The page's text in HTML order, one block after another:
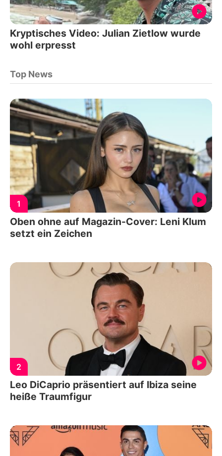
Kryptisches Video: Julian Zietlow wurde
wohl erpresst
Top News
1
Oben ohne auf Magazin-Cover: Leni Klum
setzt ein Zeichen
2
Leo DiCaprio präsentiert auf Ibiza seine
heiße Traumfigur